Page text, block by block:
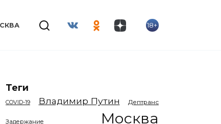
18+
Теги
COVID-19 Владимир Путин Дептранс
Задержание Москва